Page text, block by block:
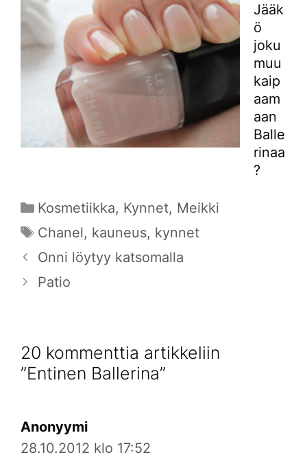
Jääk
ö
joku
muu
kaip
aam
aan
Balle
rinaa
?
Kategoriat
Kosmetiikka, Kynnet, Meikki
Avainsanat
Chanel, kauneus, kynnet
Onni löytyy katsomalla
Patio
20 kommenttia artikkeliin
”Entinen Ballerina”
Anonyymi
28.10.2012 klo 17:52